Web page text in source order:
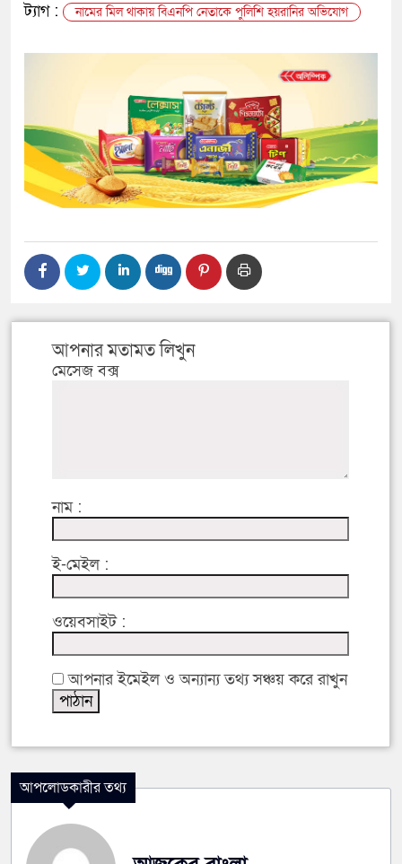
ট্যাগ :
নামের মিল থাকায় বিএনপি নেতাকে পুলিশি হয়রানির অভিযোগ
আপনার মতামত লিখুন
মেসেজ বক্স
নাম :
ই-মেইল :
ওয়েবসাইট :
আপনার ইমেইল ও অন্যান্য তথ্য সঞ্চয় করে রাখুন
আপলোডকারীর তথ্য